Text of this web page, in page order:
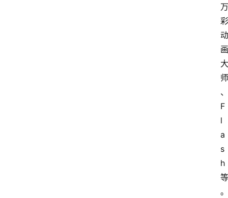
万
彩
动
画
大
师
、
F
l
a
s
h
等
。